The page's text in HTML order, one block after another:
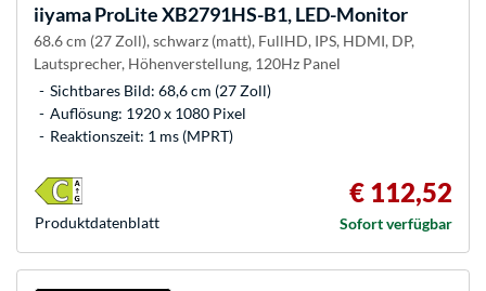
iiyamaProLite XB2791HS-B1, LED-Monitor
68.6 cm (27 Zoll), schwarz (matt), FullHD, IPS, HDMI, DP,
Lautsprecher, Höhenverstellung, 120Hz Panel
Sichtbares Bild: 68,6 cm (27 Zoll)
Auflösung: 1920 x 1080 Pixel
Reaktionszeit: 1 ms (MPRT)
€ 112,52
Sofort verfügbar
Produkt­datenblatt